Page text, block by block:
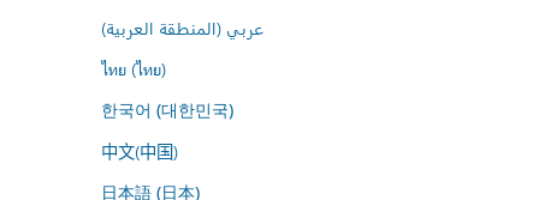
عربي (المنطقة العربية)
ไทย (ไทย)
한국어 (대한민국)
中文(中国)
日本語 (日本)